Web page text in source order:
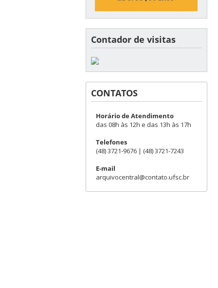
Contador de visitas
CONTATOS
Horário de Atendimento
das 08h às 12h e das 13h às 17h
Telefones
(48) 3721-9676 | (48) 3721-7243
E-mail
arquivocentral@contato.ufsc.br